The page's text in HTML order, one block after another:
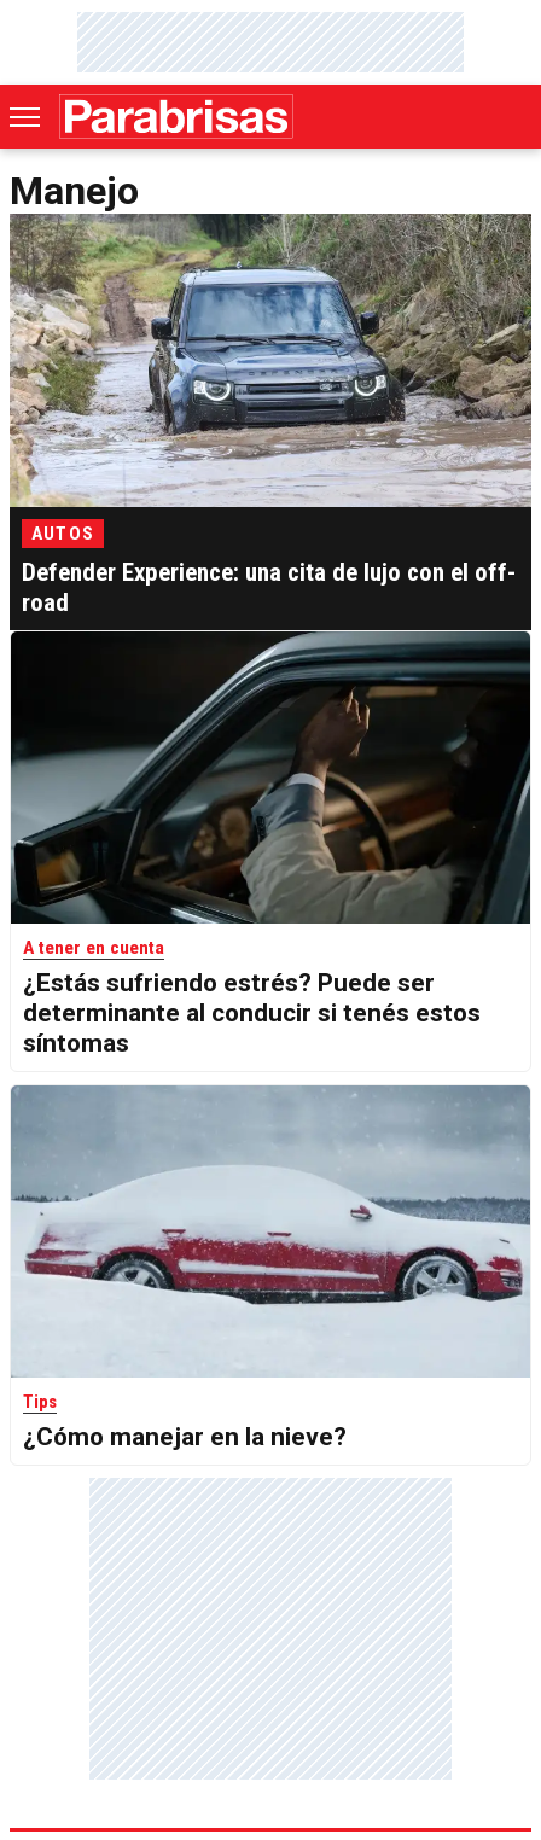
Manejo
AUTOS
Defender Experience: una cita de lujo con el off-
road
A tener en cuenta
¿Estás sufriendo estrés? Puede ser
determinante al conducir si tenés estos
síntomas
Tips
¿Cómo manejar en la nieve?